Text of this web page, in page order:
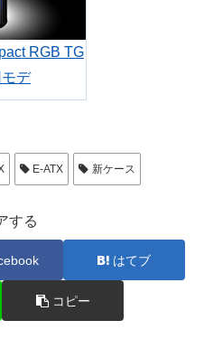
RGB TG
デ
E-ATX 新ケース
する
はてブ
コピー